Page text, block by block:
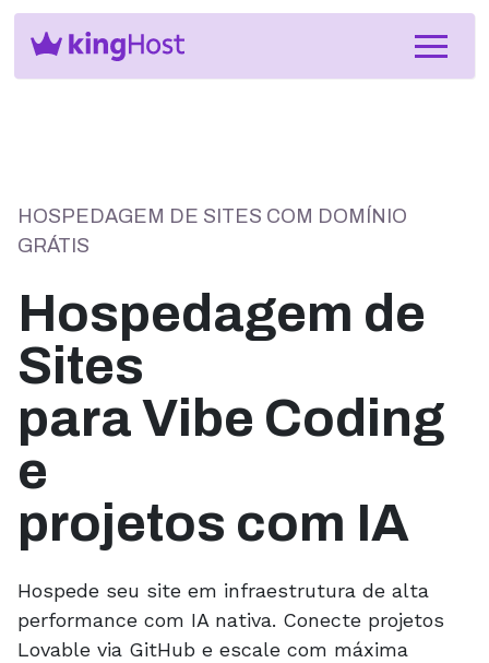
HOSPEDAGEM DE SITES COM DOMÍNIO
GRÁTIS
Hospedagem de
Sites
para Vibe Coding
e
projetos com IA
Hospede seu site em infraestrutura de alta
performance com IA nativa. Conecte projetos
Lovable via GitHub e escale com máxima